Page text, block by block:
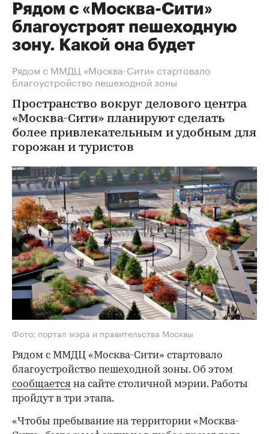
Рядом с «Москва-Сити»
благоустроят пешеходную
зону. Какой она будет
Рядом с ММДЦ «Москва-Сити» стартовало
благоустройство пешеходной зоны
Пространство вокруг делового центра
«Москва-Сити» планируют сделать
более привлекательным и удобным для
горожан и туристов
Фото: портал мэра и правительства Москвы
Рядом с ММДЦ «Москва-Сити» стартовало
благоустройство пешеходной зоны. Об этом
сообщается на сайте столичной мэрии. Работы
пройдут в три этапа.
«Чтобы пребывание на территории «Москва-